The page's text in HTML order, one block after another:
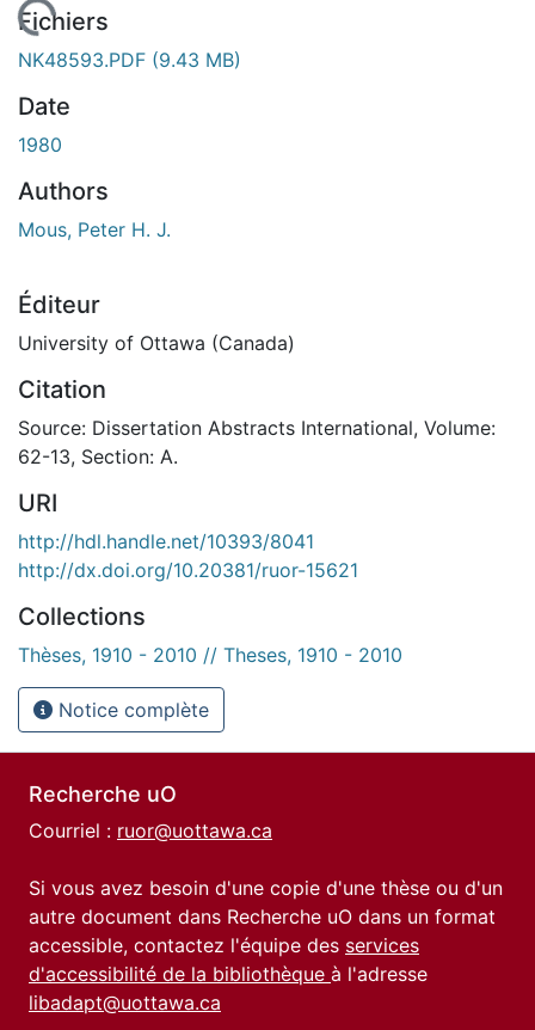
En cours de chargement...
Fichiers
NK48593.PDF (9.43 MB)
Date
1980
Authors
Mous, Peter H. J.
Éditeur
University of Ottawa (Canada)
Citation
Source: Dissertation Abstracts International, Volume:
62-13, Section: A.
URI
http://hdl.handle.net/10393/8041
http://dx.doi.org/10.20381/ruor-15621
Collections
Thèses, 1910 - 2010 // Theses, 1910 - 2010
Notice complète
Recherche uO
Courriel : ruor@uottawa.ca
Si vous avez besoin d'une copie d'une thèse ou d'un
autre document dans Recherche uO dans un format
accessible, contactez l'équipe des services
d'accessibilité de la bibliothèque à l'adresse
libadapt@uottawa.ca